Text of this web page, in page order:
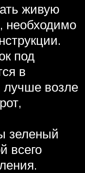
живую
необходимо
под
в
лучше возле
зеленый
всего